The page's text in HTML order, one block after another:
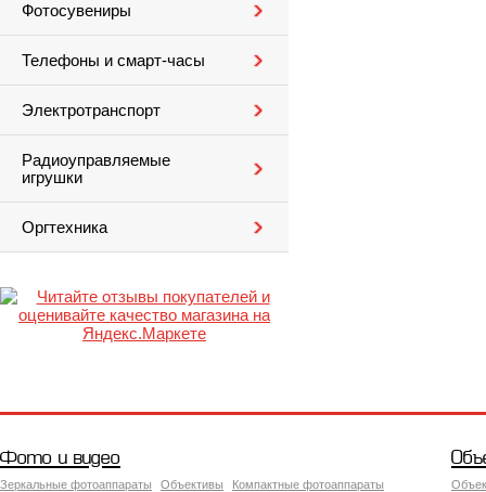
Фотосувениры
Телефоны и смарт-часы
Электротранспорт
Радиоуправляемые
игрушки
Оргтехника
Фото и видео
Зеркальные фотоаппараты Объективы
Компактные фотоаппараты